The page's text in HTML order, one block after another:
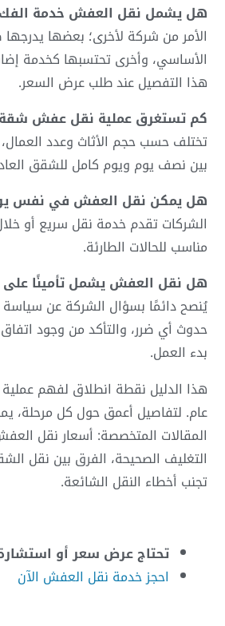
هل يشمل نقل العفش خدمة الفك
الأمر من شركة لأخرى؛ بعضها
الأساسي، وأخرى تحتسبها كخدمة
هذا التفصيل عند طلب عرض السعر.
كم تستغرق عملية نقل عفش
تختلف حسب حجم الأثاث وعدد العمال،
بين نصف يوم ويوم كامل للشقق
هل يمكن نقل العفش في نفس
مناسب للحالات الطارئة.
هل نقل العفش يشمل تأمينًا على
يُنصح دائمًا بسؤال الشركة عن
حدوث أي ضرر، والتأكد من وجود
بدء العمل.
هذا الدليل نقطة انطلاق لفهم
عام. لتفاصيل أعمق حول كل مرحلة،
المقالات المتخصصة: أسعار نقل
التغليف الصحيحة، الفرق بين نقل
تجنب أخطاء النقل الشائعة.
تحتاج عرض سعر أو
احجز خدمة نقل العفش الآن